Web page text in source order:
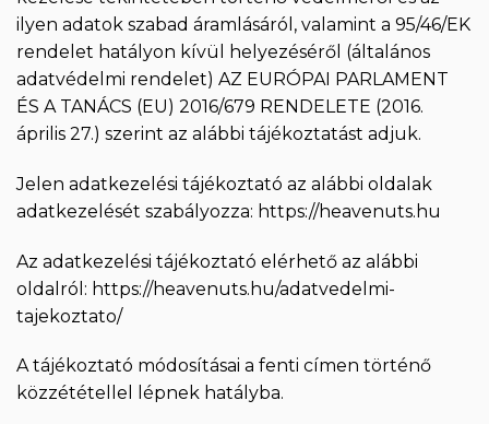
ilyen adatok szabad áramlásáról, valamint a 95/46/EK
rendelet hatályon kívül helyezéséről (általános
adatvédelmi rendelet) AZ EURÓPAI PARLAMENT
ÉS A TANÁCS (EU) 2016/679 RENDELETE (2016.
április 27.) szerint az alábbi tájékoztatást adjuk.
Jelen adatkezelési tájékoztató az alábbi oldalak
adatkezelését szabályozza: https://heavenuts.hu
Az adatkezelési tájékoztató elérhető az alábbi
oldalról: https://heavenuts.hu/adatvedelmi-
tajekoztato/
A tájékoztató módosításai a fenti címen történő
közzététellel lépnek hatályba.